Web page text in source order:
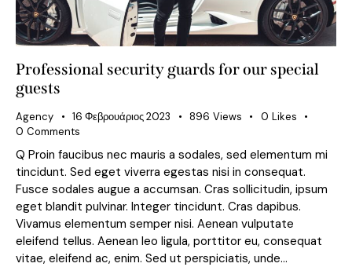
Professional security guards for our special
guests
Agency 16 Φεβρουάριος 2023 896 Views 0 Likes
0 Comments
Q Proin faucibus nec mauris a sodales, sed elementum mi
tincidunt. Sed eget viverra egestas nisi in consequat.
Fusce sodales augue a accumsan. Cras sollicitudin, ipsum
eget blandit pulvinar. Integer tincidunt. Cras dapibus.
Vivamus elementum semper nisi. Aenean vulputate
eleifend tellus. Aenean leo ligula, porttitor eu, consequat
vitae, eleifend ac, enim. Sed ut perspiciatis, unde…